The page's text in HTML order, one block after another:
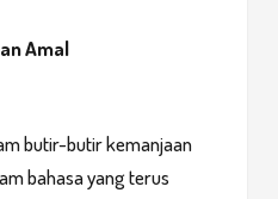
Amal
butir-butir kemanjaan
bahasa yang terus